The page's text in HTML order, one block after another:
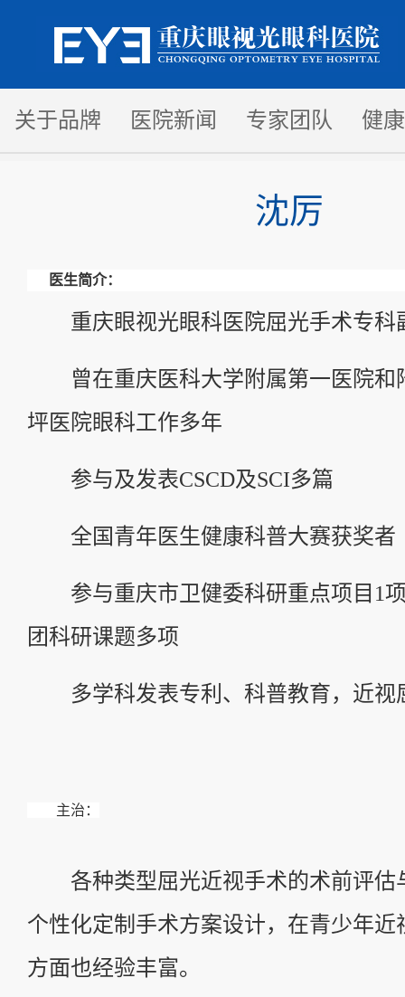
关于品牌 医院新闻 专家团队 健
沈厉
医生简介：
重庆眼视光眼科医院屈光手术专科
曾在重庆医科大学附属第一医院和
坪医院眼科工作多年
参与及发表CSCD及SCI多篇
全国青年医生健康科普大赛获奖者
参与重庆市卫健委科研重点项目1
团科研课题多项
多学科发表专利、科普教育，近视
主治 ：
各种类型屈光近视手术的术前评估
个性化定制手术方案设计，在青少年近
方面也经验丰富。